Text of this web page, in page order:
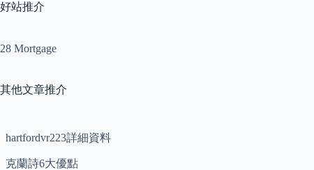
好站推介
28 Mortgage
其他文章推介
hartfordvr223詳細資料
克蘭詩6大優點